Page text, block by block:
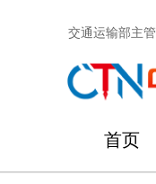
交通运输部主管
首页